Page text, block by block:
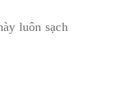
luôn sạch